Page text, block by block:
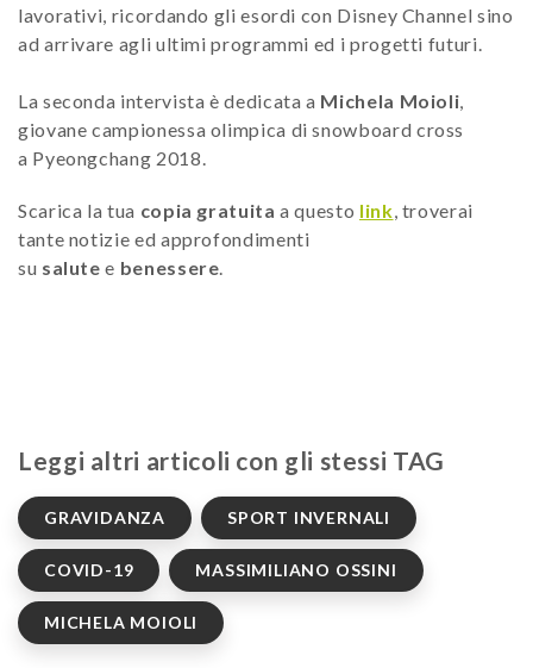
lavorativi, ricordando gli esordi con Disney Channel sino
ad arrivare agli ultimi programmi ed i progetti futuri.
La seconda intervista è dedicata a Michela Moioli,
giovane campionessa olimpica di snowboard cross
a Pyeongchang 2018.
Scarica la tua copia gratuita a questo link, troverai
tante notizie ed approfondimenti
su salute e benessere.
Leggi altri articoli con gli stessi TAG
GRAVIDANZA SPORT INVERNALI
COVID-19 MASSIMILIANO OSSINI
MICHELA MOIOLI